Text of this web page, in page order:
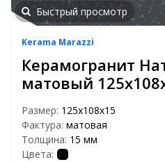
Быстрый просмотр
Kerama Marazzi
Керамогранит
матовый
Размер: 125x108x15
Фактура: матовая
Толщина: 15 мм
Цвета: